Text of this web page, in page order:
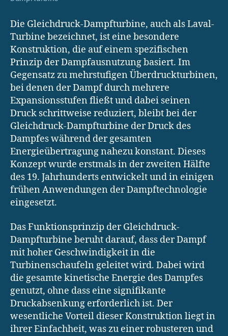
Die Gleichdruck-Dampfturbine, auch als Laval-
Turbine bezeichnet, ist eine besondere
Konstruktion, die auf einem spezifischen
Prinzip der Dampfausnutzung basiert. Im
Gegensatz zu mehrstufigen Überdruckturbinen,
bei denen der Dampf durch mehrere
Expansionsstufen fließt und dabei seinen
Druck schrittweise reduziert, bleibt bei der
Gleichdruck-Dampfturbine der Druck des
Dampfes während der gesamten
Energieübertragung nahezu konstant. Dieses
Konzept wurde erstmals in der zweiten Hälfte
des 19. Jahrhunderts entwickelt und in einigen
frühen Anwendungen der Dampftechnologie
eingesetzt.
Das Funktionsprinzip der Gleichdruck-
Dampfturbine beruht darauf, dass der Dampf
mit hoher Geschwindigkeit in die
Turbinenschaufeln geleitet wird. Dabei wird
die gesamte kinetische Energie des Dampfes
genutzt, ohne dass eine signifikante
Druckabsenkung erforderlich ist. Der
wesentliche Vorteil dieser Konstruktion liegt in
ihrer Einfachheit, was zu einer robusteren und